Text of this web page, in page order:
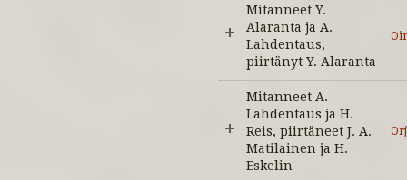
Mitanneet Y.
Alaranta ja A.
Lahdentaus,
piirtänyt Y. Alaranta
Mitanneet A.
Lahdentaus ja H.
Reis, piirtäneet J. A.
Matilainen ja H.
Eskelin